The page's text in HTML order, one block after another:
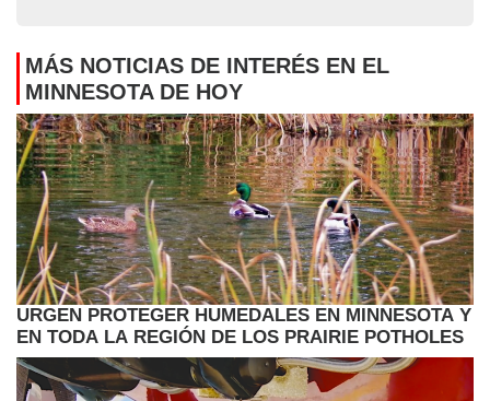
MÁS NOTICIAS DE INTERÉS EN EL
MINNESOTA DE HOY
URGEN PROTEGER HUMEDALES EN MINNESOTA Y
EN TODA LA REGIÓN DE LOS PRAIRIE POTHOLES